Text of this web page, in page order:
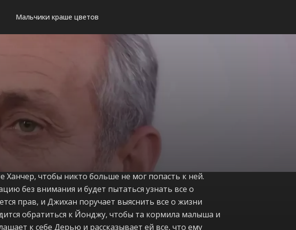
Мальчики краше цветов
Ханчер, чтобы никто больше не мог попасть к ней.
без внимания и будет пытаться узнать все о
прав, и Джихан поручает выяснить все о жизни
обратиться к Йонджу, чтобы та кормила малыша и
к себе Дерью и рассказывает ей все, что ему